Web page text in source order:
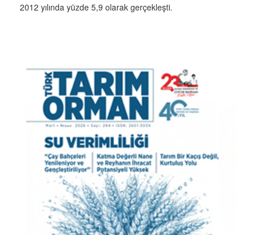
2012 yılında yüzde 5,9 olarak gerçekleşti.